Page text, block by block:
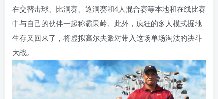
在交替击球、比洞赛、逐洞赛和4人混合赛等本地和在线比赛
中与自己的伙伴一起称霸果岭。此外，疯狂的多人模式掘地
生存又回来了，将虚拟高尔夫派对带入这场单场淘汰的决斗
大战。